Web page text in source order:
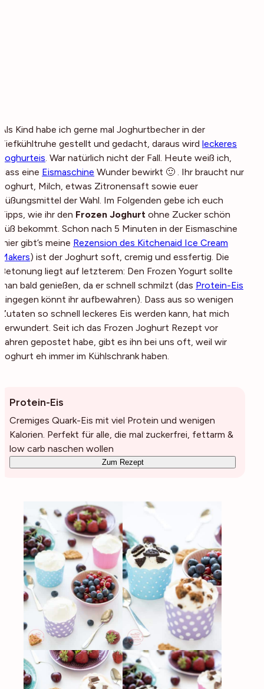
Als Kind habe ich gerne mal Joghurtbecher in der
Tiefkühltruhe gestellt und gedacht, daraus wird leckeres
Joghurteis. War natürlich nicht der Fall. Heute weiß ich,
dass eine Eismaschine Wunder bewirkt 🙂 . Ihr braucht nur
Joghurt, Milch, etwas Zitronensaft sowie euer
Süßungsmittel der Wahl. Im Folgenden gebe ich euch
Tipps, wie ihr den Frozen Joghurt ohne Zucker schön
süß bekommt. Schon nach 5 Minuten in der Eismaschine
(hier gibt’s meine Rezension des Kitchenaid Ice Cream
Makers) ist der Joghurt soft, cremig und essfertig. Die
Betonung liegt auf letzterem: Den Frozen Yogurt sollte
man bald genießen, da er schnell schmilzt (das Protein-Eis
hingegen könnt ihr aufbewahren). Dass aus so wenigen
Zutaten so schnell leckeres Eis werden kann, hat mich
verwundert. Seit ich das Frozen Joghurt Rezept vor
Jahren gepostet habe, gibt es ihn bei uns oft, weil wir
Joghurt eh immer im Kühlschrank haben.
Protein-Eis
Cremiges Quark-Eis mit viel Protein und wenigen
Kalorien. Perfekt für alle, die mal zuckerfrei, fettarm &
low carb naschen wollen
Zum Rezept